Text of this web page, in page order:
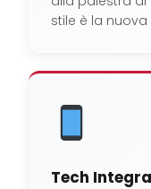
stile è la
Tech